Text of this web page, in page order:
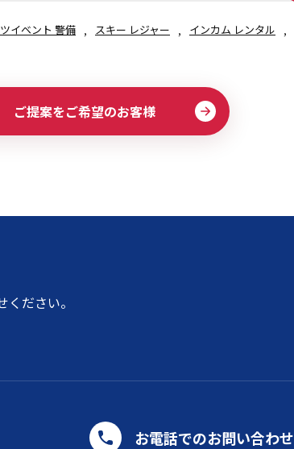
イベント 警備 スキー レジャー インカム レンタル
ご提案をご希望のお客様
ださい。
お電話でのお問い合わせ